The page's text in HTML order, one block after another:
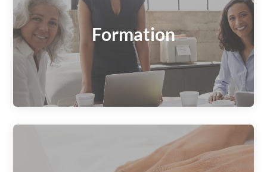
Formation